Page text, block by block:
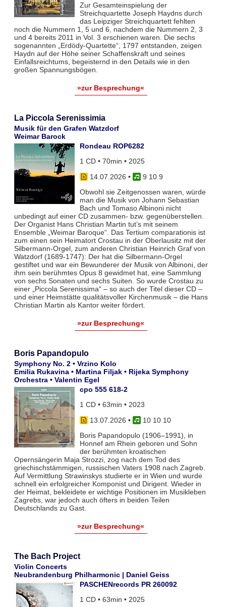
Zur Gesamteinspielung der
Streichquartette Joseph Haydns durch
das Leipziger Streichquartett fehlten
noch die Nummern 1, 5 und 6, nachdem die Nummern 2, 3
und 4 bereits 2011 in Vol. 3 erschienen waren. Die sechs
sogenannten „Erdödy-Quartette“, 1797 entstanden, zeigen
Haydn auf der Höhe seiner Schaffenskraft und seines
Einfallsreichtums, begeisternd in den Details wie in den
großen Spannungsbögen.
»zur Besprechung«
La Piccola Serenissimia
Musik für den Grafen Watzdorf
Weimar Barock
Rondeau ROP6282
1 CD • 70min • 2025
14.07.2026 •
9 10 9
Obwohl sie Zeitgenossen waren, würde
man die Musik von Johann Sebastian
Bach und Tomaso Albinoni nicht
unbedingt auf einer CD zusammen- bzw. gegenüberstellen.
Der Organist Hans Christian Martin tut’s mit seinem
Ensemble „Weimar Baroque“. Das Tertium comparationis ist
zum einen sein Heimatort Crostau in der Oberlausitz mit der
Silbermann-Orgel, zum anderen Christian Heinrich Graf von
Watzdorf (1689-1747): Der hat die Silbermann-Orgel
gestiftet und war ein Bewunderer der Musik von Albinoni, der
ihm sein berühmtes Opus 8 gewidmet hat, eine Sammlung
von sechs Sonaten und sechs Suiten. So wurde Crostau zu
einer „Piccola Serenissima“ – so auch der Titel dieser CD –
und einer Heimstätte qualitätsvoller Kirchenmusik – die Hans
Christian Martin als Kantor weiter fördert.
»zur Besprechung«
Boris Papandopulo
Symphony No. 2 • Vrzino Kolo
Emilia Rukavina • Martina Filjak • Rijeka Symphony
Orchestra • Valentin Egel
cpo 555 618-2
1 CD • 63min • 2023
13.07.2026 •
10 10 10
Boris Papandopulo (1906–1991), in
Honnef am Rhein geboren und Sohn
der berühmten kroatischen
Opernsängerin Maja Strozzi, zog nach dem Tod des
griechischstämmigen, russischen Vaters 1908 nach Zagreb.
Auf Vermittlung Strawinskys studierte er in Wien und wurde
schnell ein erfolgreicher Komponist und Dirigent. Wieder in
der Heimat, bekleidete er wichtige Positionen im Musikleben
Zagrebs, war jedoch auch öfters in beiden Teilen
Deutschlands zu Gast.
»zur Besprechung«
The Bach Project
Violin Concerts
Neubrandenburg Philharmonic | Daniel Geiss
PASCHENrecords PR 260092
1 CD • 63min • 2025